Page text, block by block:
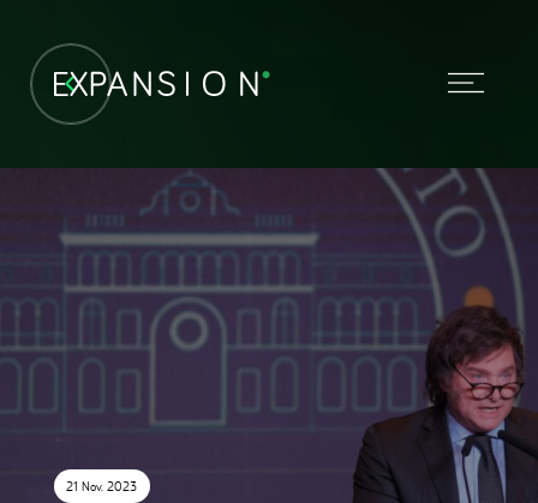
21 Nov. 2023